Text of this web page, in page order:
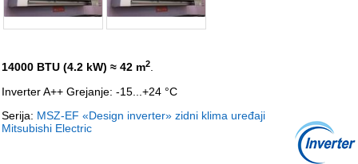
14000 BTU (4.2 kW) ≈ 42 m2.
Inverter A++ Grejanje: -15...+24 °C
Serija: MSZ-EF «Design inverter» zidni klima uređaji
Mitsubishi Electric